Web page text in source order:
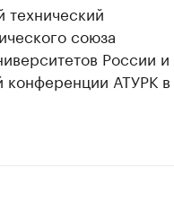
технический
союза
России и
конференции АТУРК в